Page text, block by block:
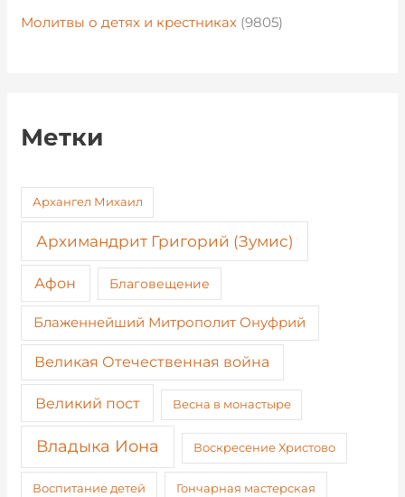
Молитвы о детях и крестниках (9805)
Метки
Архангел Михаил
Архимандрит Григорий (Зумис)
Афон Благовещение
Блаженнейший Митрополит Онуфрий
Великая Отечественная война
Великий пост Весна в монастыре
Владыка Иона Воскресение Христово
Воспитание детей Гончарная мастерская